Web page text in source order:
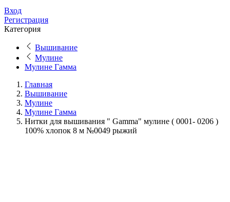
Вход
Регистрация
Категория
Вышивание
Мулине
Мулине Гамма
Главная
Вышивание
Мулине
Мулине Гамма
Нитки для вышивания " Gamma" мулине ( 0001- 0206 )
100% хлопок 8 м №0049 рыжий